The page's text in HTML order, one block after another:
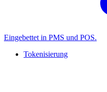
Eingebettet in PMS und POS.
Tokenisierung